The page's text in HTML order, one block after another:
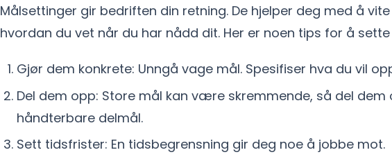
Målsettinger gir bedriften din retning. De hjelper deg med å
hvordan du vet når du har nådd dit. Her er noen tips for å
Gjør dem konkrete: Unngå vage mål. Spesifiser hva du vil
Del dem opp: Store mål kan være skremmende, så del dem
håndterbare delmål.
Sett tidsfrister: En tidsbegrensning gir deg noe å jobbe mot.